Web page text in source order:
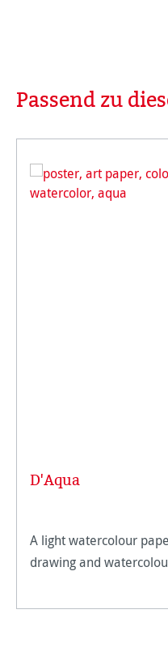
Produktgalerie
Passend zu
D'Aqua
A light watercolour
drawing and